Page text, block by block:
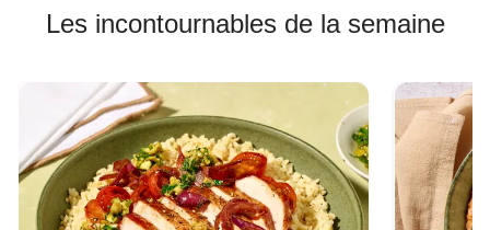
Les incontournables de la semaine